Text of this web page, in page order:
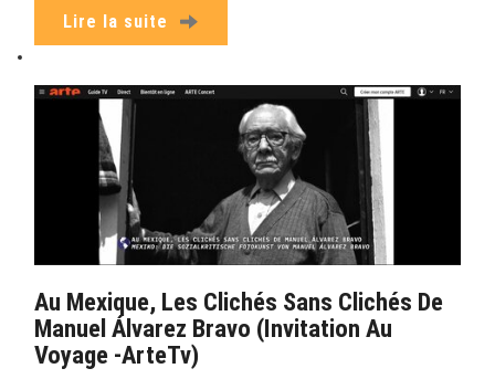
Lire la suite
Au Mexique, Les Clichés Sans Clichés De
Manuel Álvarez Bravo (Invitation Au
Voyage -ArteTv)